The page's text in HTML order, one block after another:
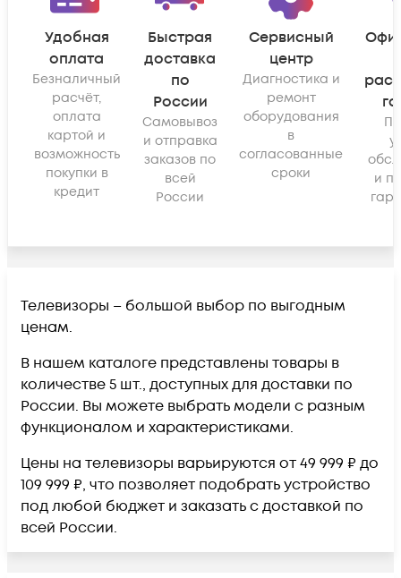
Удобная
оплата
Безналичный
расчёт,
оплата
картой и
возможность
покупки в
кредит
Быстрая
доставка
по
России
Самовывоз
и отправка
заказов по
всей
России
Сервисный
центр
Диагностика и
ремонт
оборудования
в
согласованные
сроки
и
Телевизоры – большой выбор по выгодным
ценам.
В нашем каталоге представлены товары в
количестве 5 шт., доступных для доставки по
России. Вы можете выбрать модели с разным
функционалом и характеристиками.
Цены на телевизоры варьируются от 49 999 ₽ до
109 999 ₽, что позволяет подобрать устройство
под любой бюджет и заказать с доставкой по
всей России.